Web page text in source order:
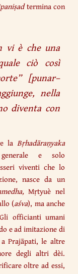
termina con
vi è che una
ciò così
[punar–
nella
diventa con
la Bṛhadāraṇyaka
e solo
viventi che lo
nasce da un
Mṛtyuè nel
(aśva), ma anche
officianti umani
e ad imitazione di
Prajāpati, le altre
degli altri dèi.
oltre ad essi,